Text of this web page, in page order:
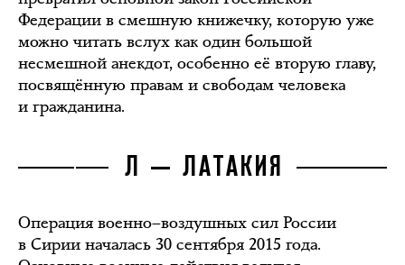
Федерации в смешную книжечку, которую уже
можно читать вслух как один большой
несмешной анекдот, особенно её вторую главу,
посвящённую правам и свободам человека
и гражданина.
Л — ЛАТАКИЯ
Операция военно–воздушных сил России
в Сирии началась 30 сентября 2015 года.